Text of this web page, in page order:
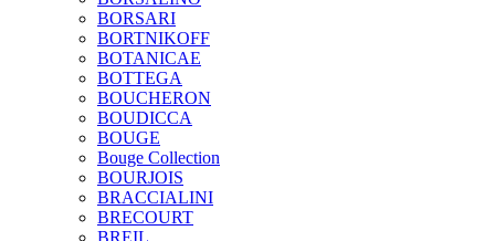
BORSARI
BORTNIKOFF
BOTANICAE
BOTTEGA
BOUCHERON
BOUDICCA
BOUGE
Bouge Collection
BOURJOIS
BRACCIALINI
BRECOURT
BREIL